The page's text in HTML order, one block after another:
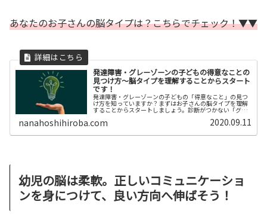
あなたのお子さんの脳タイプは？こちらでチェック！▼▼
発達障害・グレーゾーンの子どもの得意なことの
見つけ方〜脳タイプを理解することからスタート
です！
発達障害・グレーゾーンの子どもの「得意なこと」の見つ
け方を知っていますか？まずはお子さんの脳タイプを理解
することからスタートしましょう。診断がつかない「グレ
ばすことで「才能」に変わる可能性があるのですよ。
nanahoshihiroba.com 2020.09.11
幼児の脳は柔軟。正しいコミュニケーショ
ンを身につけて、良い方向へ伸ばそう！